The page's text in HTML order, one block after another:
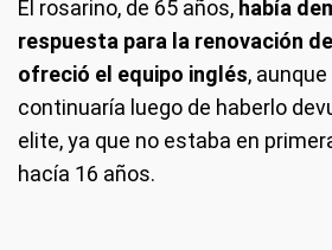
El rosarino, de 65 años, había
respuesta para la renovación
ofreció el equipo inglés,
continuaría luego de haberlo
elite, ya que no estaba en
hacía 16 años.